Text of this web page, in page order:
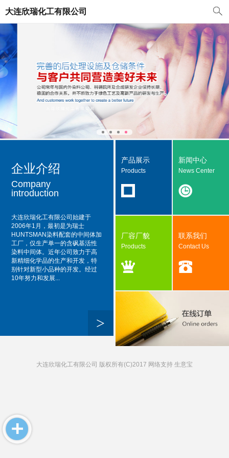
大连欣瑞化工有限公司
>
企业介绍
Company
introduction
大连欣瑞化工有限公司始建于
2006年1月，最初是为瑞士
HUNTSMAN染料配套的中间体加
工厂，仅生产单一的含砜基活性
染料中间体。近年公司致力于高
新精细化学品的生产和开发，特
别针对新型小品种的开发。经过
10年努力和发展...
产品展示
Products
新闻中心
News Center
厂容厂貌
Products
联系我们
Contact Us
大连欣瑞化工有限公司 版权所有(C)2017 网络支持 生意宝